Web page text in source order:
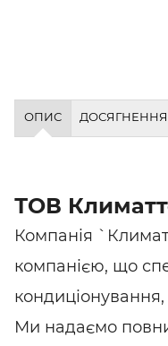
ОПИС ДОСЯГНЕННЯ
ТОВ
Компанія
компанією, що
Ми надаємо